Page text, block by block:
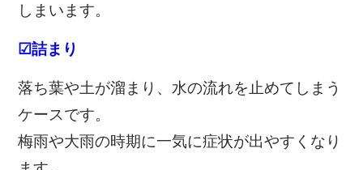
しまいます。
☑詰まり
落ち葉や土が溜まり、水の流れを止めてしまう
ケースです。
梅雨や大雨の時期に一気に症状が出やすくなり